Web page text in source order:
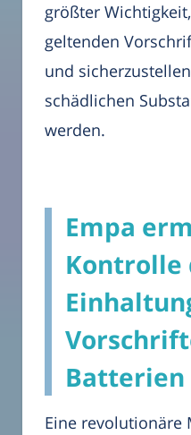
größter
geltenden
und
schädlichen
werden.
Empa
Kontrolle
Batterien
Eine revolutionäre